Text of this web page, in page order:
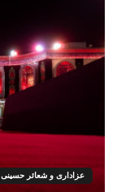
عزاداری و شعائر حسینی